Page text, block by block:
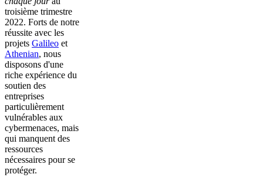
troisième trimestre
2022. Forts de notre
réussite avec les
projets Galileo et
Athenian, nous
disposons d'une
riche expérience du
soutien des
entreprises
particulièrement
vulnérables aux
cybermenaces, mais
qui manquent des
ressources
nécessaires pour se
protéger.